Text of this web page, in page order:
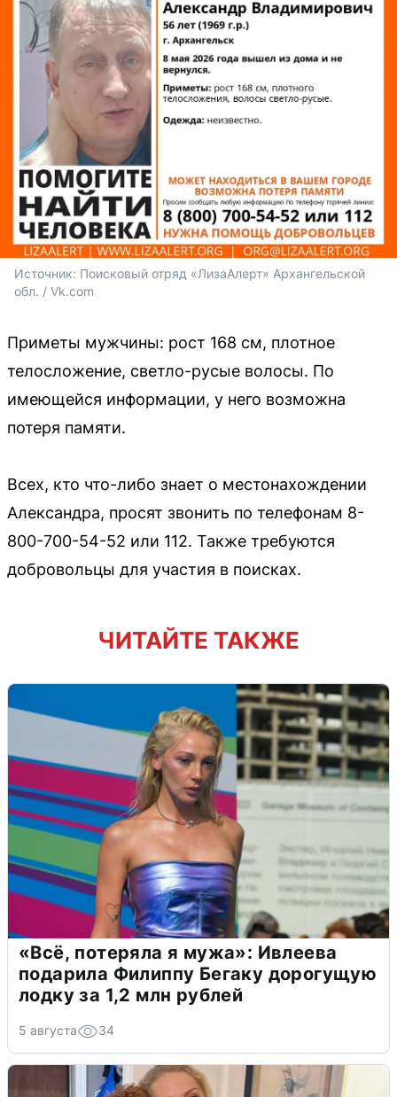
Источник: Поисковый отряд «ЛизаАлерт» Архангельской
обл. / Vk.com
Приметы мужчины: рост 168 см, плотное
телосложение, светло-русые волосы. По
имеющейся информации, у него возможна
потеря памяти.
Всех, кто что-либо знает о местонахождении
Александра, просят звонить по телефонам 8-
800-700-54-52 или 112. Также требуются
добровольцы для участия в поисках.
ЧИТАЙТЕ ТАКЖЕ
«Всё, потеряла я мужа»: Ивлеева
подарила Филиппу Бегаку дорогущую
лодку за 1,2 млн рублей
5 августа 34